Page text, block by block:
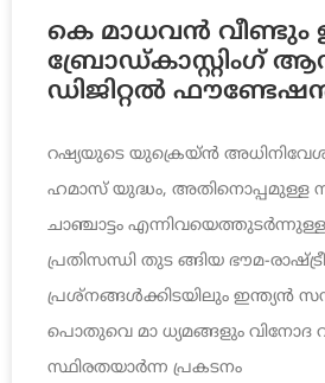
കെ മാധവന്‍ വീണ്ടും
ബ്രോഡ്കാസ്റ്റിംഗ്
ഡിജിറ്റല്‍
റഷ്യയുടെ യുക്രെയ്ന്‍
ഹമാസ് യുദ്ധം, അതിനൊപ്പമുള്ള
ചാഞ്ചാട്ടം
പ്രതിസന്ധി തുട ങ്ങിയ ഭൗമ-
പ്രശ്നങ്ങള്‍ക്കിടയിലും ഇന്ത്യന്‍
പൊതുവെ മാ ധ്യമങ്ങളും വിനോദ
സ്ഥിരതയാര്‍ന്ന പ്രകടനം